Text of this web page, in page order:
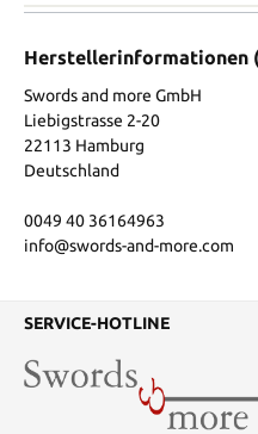
Herstellerinformationen
Swords and more GmbH
Liebigstrasse 2-20
22113 Hamburg
Deutschland
0049 40 36164963
info@swords-and-more.com
SERVICE-HOTLINE